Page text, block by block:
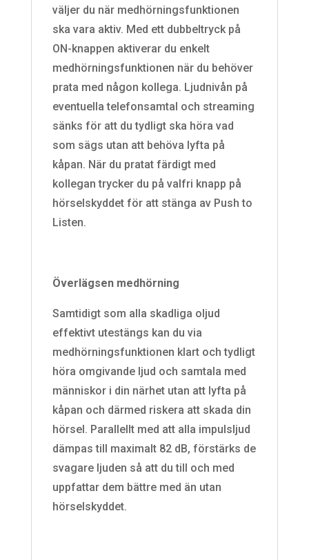
väljer du när medhörningsfunktionen
ska vara aktiv. Med ett dubbeltryck på
ON-knappen aktiverar du enkelt
medhörningsfunktionen när du behöver
prata med någon kollega. Ljudnivån på
eventuella telefonsamtal och streaming
sänks för att du tydligt ska höra vad
som sägs utan att behöva lyfta på
kåpan. När du pratat färdigt med
kollegan trycker du på valfri knapp på
hörselskyddet för att stänga av Push to
Listen.
Överlägsen medhörning
Samtidigt som alla skadliga oljud
effektivt utestängs kan du via
medhörningsfunktionen klart och tydligt
höra omgivande ljud och samtala med
människor i din närhet utan att lyfta på
kåpan och därmed riskera att skada din
hörsel. Parallellt med att alla impulsljud
dämpas till maximalt 82 dB, förstärks de
svagare ljuden så att du till och med
uppfattar dem bättre med än utan
hörselskyddet.